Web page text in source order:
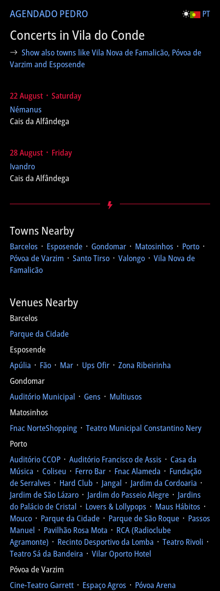
AGENDADO PEDRO PT
Concerts in Vila do Conde
Show also towns like Vila Nova de Famalicão, Póvoa de
Varzim and Esposende
22 August ᛫ Saturday
Némanus
Cais da Alfândega
28 August ᛫ Friday
Ivandro
Cais da Alfândega
Towns Nearby
Barcelos ᛫ Esposende ᛫ Gondomar ᛫ Matosinhos ᛫ Porto ᛫
Póvoa de Varzim ᛫ Santo Tirso ᛫ Valongo ᛫ Vila Nova de
Famalicão
Venues Nearby
Barcelos
Parque da Cidade
Esposende
Apúlia ᛫ Fão ᛫ Mar ᛫ Ups Ofir ᛫ Zona Ribeirinha
Gondomar
Auditório Municipal ᛫ Gens ᛫ Multiusos
Matosinhos
Fnac NorteShopping ᛫ Teatro Municipal Constantino Nery
Porto
Auditório CCOP ᛫ Auditório Francisco de Assis ᛫ Casa da
Música ᛫ Coliseu ᛫ Ferro Bar ᛫ Fnac Alameda ᛫ Fundação
de Serralves ᛫ Hard Club ᛫ Jangal ᛫ Jardim da Cordoaria ᛫
Jardim de São Lázaro ᛫ Jardim do Passeio Alegre ᛫ Jardins
do Palácio de Cristal ᛫ Lovers & Lollypops ᛫ Maus Hábitos ᛫
Mouco ᛫ Parque da Cidade ᛫ Parque de São Roque ᛫ Passos
Manuel ᛫ Pavilhão Rosa Mota ᛫ RCA (Radioclube
Agramonte) ᛫ Recinto Desportivo da Lomba ᛫ Teatro Rivoli ᛫
Teatro Sá da Bandeira ᛫ Vilar Oporto Hotel
Póvoa de Varzim
Cine-Teatro Garrett ᛫ Espaço Agros ᛫ Póvoa Arena